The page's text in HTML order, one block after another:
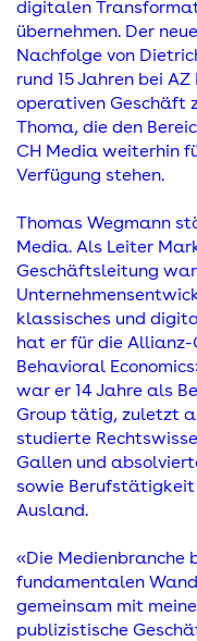
digitalen
übernehmen. Der
Nachfolge von
rund 15 Jahren bei
operativen Geschäft
Thoma, die den
CH Media weiterhin
Verfügung stehen.
Thomas Wegmann
Media. Als Leiter
Geschäftsleitung
klassisches und
hat er für die
Behavioral
war er 14 Jahre als
Group tätig, zuletzt
studierte
Gallen und
sowie Berufstätigkeit
Ausland.
«Die Medienbranche
fundamentalen
gemeinsam mit
publizistische